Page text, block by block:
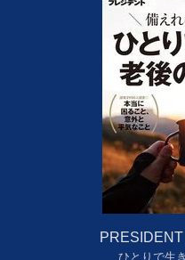
ひとりで生